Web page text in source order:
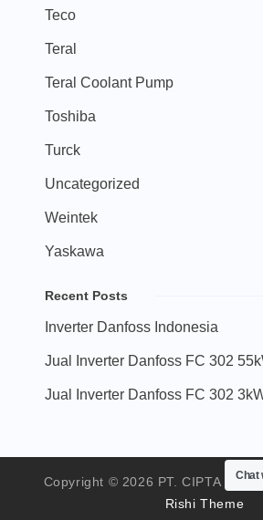
Teco
Teral
Teral Coolant Pump
Toshiba
Turck
Uncategorized
Weintek
Yaskawa
Recent Posts
Inverter Danfoss Indonesia
Jual Inverter Danfoss FC 302
Jual Inverter Danfoss FC 302
Copyright © 2026 PT. CIPTA
Rishi Theme
Chat